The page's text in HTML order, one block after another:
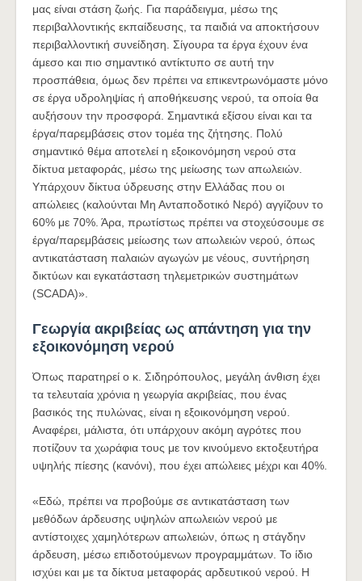
μας είναι στάση ζωής. Για παράδειγμα, μέσω της
περιβαλλοντικής εκπαίδευσης, τα παιδιά να αποκτήσουν
περιβαλλοντική συνείδηση. Σίγουρα τα έργα έχουν ένα
άμεσο και πιο σημαντικό αντίκτυπο σε αυτή την
προσπάθεια, όμως δεν πρέπει να επικεντρωνόμαστε μόνο
σε έργα υδροληψίας ή αποθήκευσης νερού, τα οποία θα
αυξήσουν την προσφορά. Σημαντικά εξίσου είναι και τα
έργα/παρεμβάσεις στον τομέα της ζήτησης. Πολύ
σημαντικό θέμα αποτελεί η εξοικονόμηση νερού στα
δίκτυα μεταφοράς, μέσω της μείωσης των απωλειών.
Υπάρχουν δίκτυα ύδρευσης στην Ελλάδας που οι
απώλειες (καλούνται Μη Ανταποδοτικό Νερό) αγγίζουν το
60% με 70%. Άρα, πρωτίστως πρέπει να στοχεύσουμε σε
έργα/παρεμβάσεις μείωσης των απωλειών νερού, όπως
αντικατάσταση παλαιών αγωγών με νέους, συντήρηση
δικτύων και εγκατάσταση τηλεμετρικών συστημάτων
(SCADA)».
Γεωργία ακριβείας ως απάντηση για την
εξοικονόμηση νερού
Όπως παρατηρεί ο κ. Σιδηρόπουλος, μεγάλη άνθιση έχει
τα τελευταία χρόνια η γεωργία ακριβείας, που ένας
βασικός της πυλώνας, είναι η εξοικονόμηση νερού.
Αναφέρει, μάλιστα, ότι υπάρχουν ακόμη αγρότες που
ποτίζουν τα χωράφια τους με τον κινούμενο εκτοξευτήρα
υψηλής πίεσης (κανόνι), που έχει απώλειες μέχρι και 40%.
«Εδώ, πρέπει να προβούμε σε αντικατάσταση των
μεθόδων άρδευσης υψηλών απωλειών νερού με
αντίστοιχες χαμηλότερων απωλειών, όπως η στάγδην
άρδευση, μέσω επιδοτούμενων προγραμμάτων. Το ίδιο
ισχύει και με τα δίκτυα μεταφοράς αρδευτικού νερού. Η